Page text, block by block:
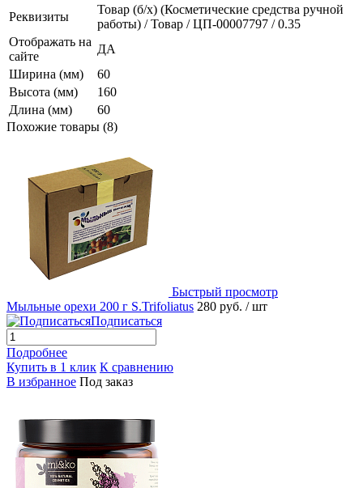
Реквизиты
Товар (б/х) (Косметические средства ручной
работы) / Товар / ЦП-00007797 / 0.35
Отображать на
сайте
ДА
Ширина (мм)
60
Высота (мм)
160
Длина (мм)
60
Похожие товары (8)
Быстрый просмотр
Мыльные орехи 200 г S.Trifoliatus 280 руб. / шт
Подписаться
Подробнее
Купить в 1 клик К сравнению
В избранное Под заказ